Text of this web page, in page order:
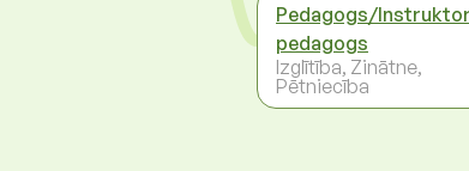
Pedagogs/
pedagogs
Izglītība, Zinātne,
Pētniecība